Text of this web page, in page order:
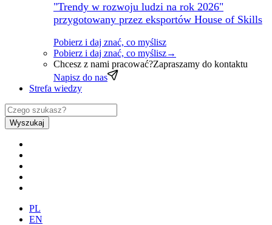
"Trendy w rozwoju ludzi na rok 2026"
przygotowany przez eksportów House of Skills
Pobierz i daj znać, co myślisz
Pobierz i daj znać, co myślisz→
Chcesz z nami pracować?Zapraszamy do kontaktu
Napisz do nas
Strefa wiedzy
Wyszukaj
PL
EN